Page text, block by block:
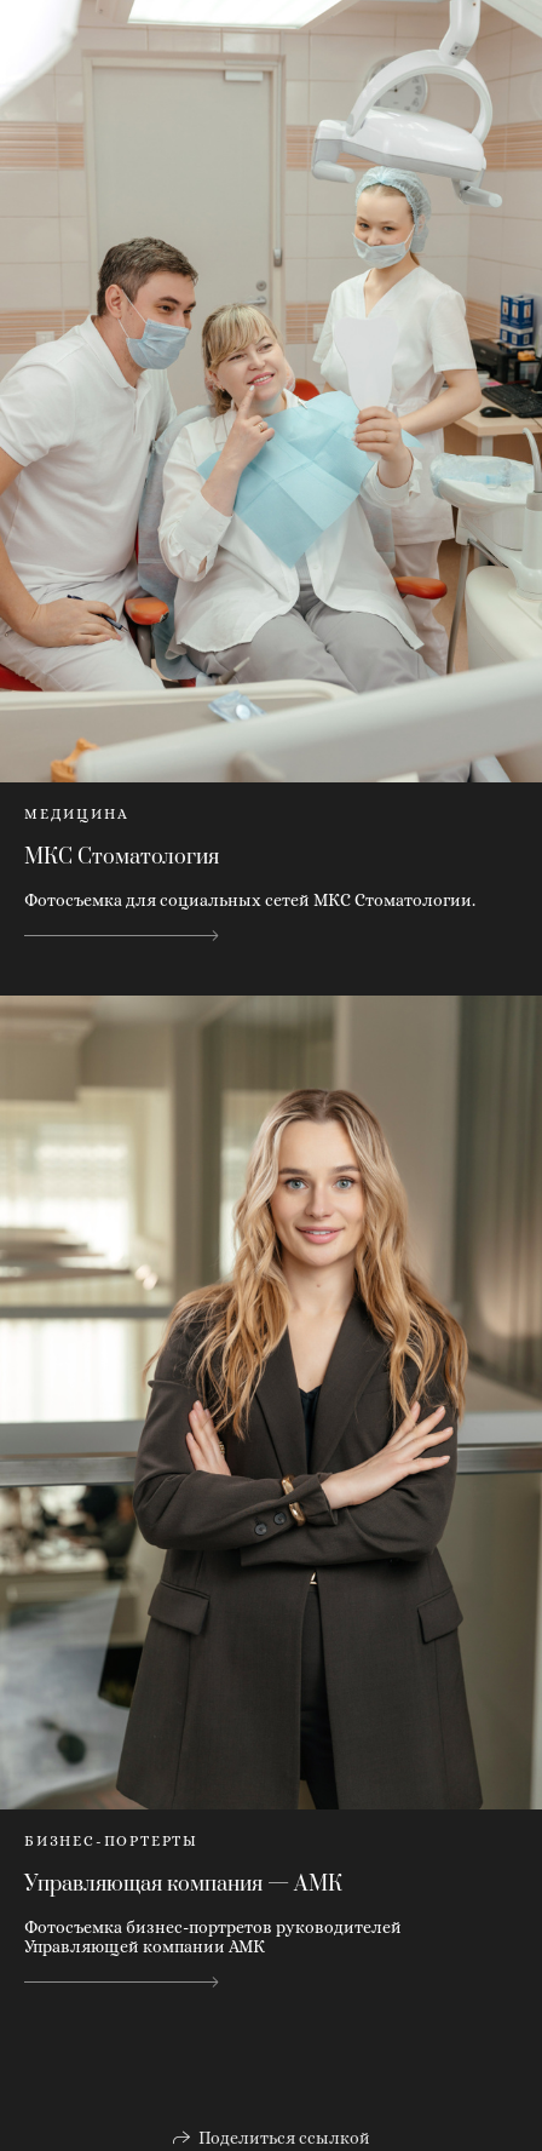
МЕДИЦИНА
МКС Стоматология
Фотосъемка для социальных сетей МКС Стоматологии.
БИЗНЕС-ПОРТЕРТЫ
Управляющая компания — АМК
Фотосъемка бизнес-портретов руководителей
Управляющей компании АМК
Поделиться ссылкой